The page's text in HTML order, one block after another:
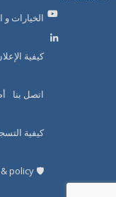
الخيارات و
كيفية
اتصل بنا
كيفية
🛡 Privacy & policy